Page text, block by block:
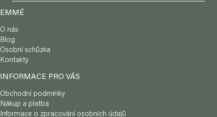
EMMÉ
O nás
Blog
Osobní schůzka
Kontakty
INFORMACE PRO VÁS
Obchodní podmínky
Nákup a platba
Informace o zpracování osobních údajů